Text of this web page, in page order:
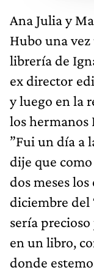
Ana Julia y
Hubo una
librería de
ex director
y luego en la
los hermanos
”Fui un día a
dije que
dos meses
diciembre del
sería
en un libro,
donde